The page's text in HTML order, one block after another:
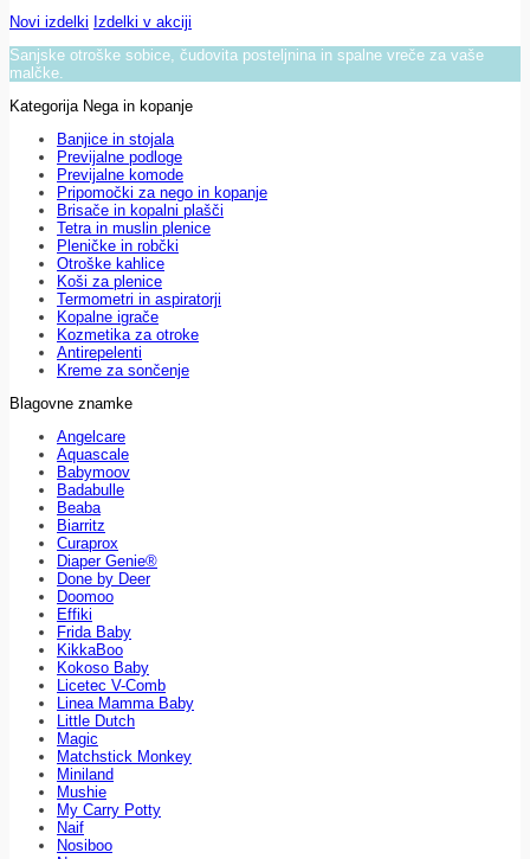
Novi izdelki Izdelki v akciji
Sanjske otroške sobice, čudovita posteljnina in spalne vreče za vaše
malčke.
Kategorija Nega in kopanje
Banjice in stojala
Previjalne podloge
Previjalne komode
Pripomočki za nego in kopanje
Brisače in kopalni plašči
Tetra in muslin plenice
Pleničke in robčki
Otroške kahlice
Koši za plenice
Termometri in aspiratorji
Kopalne igrače
Kozmetika za otroke
Antirepelenti
Kreme za sončenje
Blagovne znamke
Angelcare
Aquascale
Babymoov
Badabulle
Beaba
Biarritz
Curaprox
Diaper Genie®
Done by Deer
Doomoo
Effiki
Frida Baby
KikkaBoo
Kokoso Baby
Licetec V-Comb
Linea Mamma Baby
Little Dutch
Magic
Matchstick Monkey
Miniland
Mushie
My Carry Potty
Naif
Nosiboo